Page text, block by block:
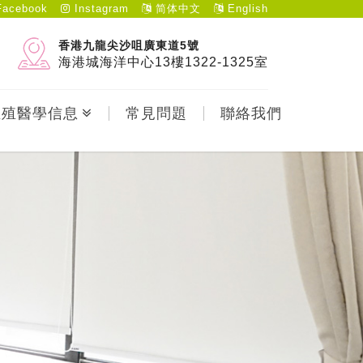
Instagram 简体中文 English
香港九龍尖沙咀廣東道5號
海港城海洋中心13樓1322-1325室
醫學信息 常見問題 聯絡我們